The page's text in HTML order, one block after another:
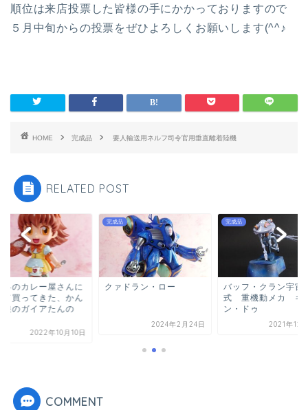
順位は来店投票した皆様の手にかかっておりますので
５月中旬からの投票をぜひよろしくお願いします(^^♪
HOME 完成品 要人輸送用ネルフ司令官用垂直離着陸機
RELATED POST
界のカレー屋さんに
て買ってきた、かん
娘のガイアたんの
2022年10月10日
完成品
クァドラン・ロー
2024年2月24日
完成品
バッフ・クラン宇宙
式 重機動メカ ギ
ン・ドゥ
2021年12
COMMENT